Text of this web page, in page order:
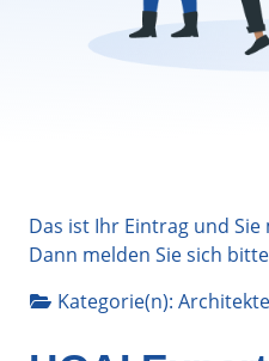
Das ist Ihr Eintrag und
Dann melden Sie sich bitte
Kategorie(n):